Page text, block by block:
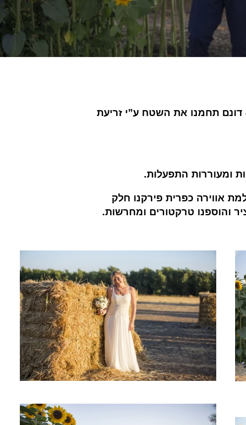
תומר וקרן רצו להתחתן בשדה ליד הבית במושב אמץ. כיוון שגודל השדה 4 דונם תחמנו את השטח ע”י זריעת
אווירה כפרית פירקנו חלק
והוספנו טרקטורים ומחרשות.